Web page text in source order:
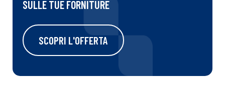
SULLE TUE FORNITURE
SCOPRI L'OFFERTA